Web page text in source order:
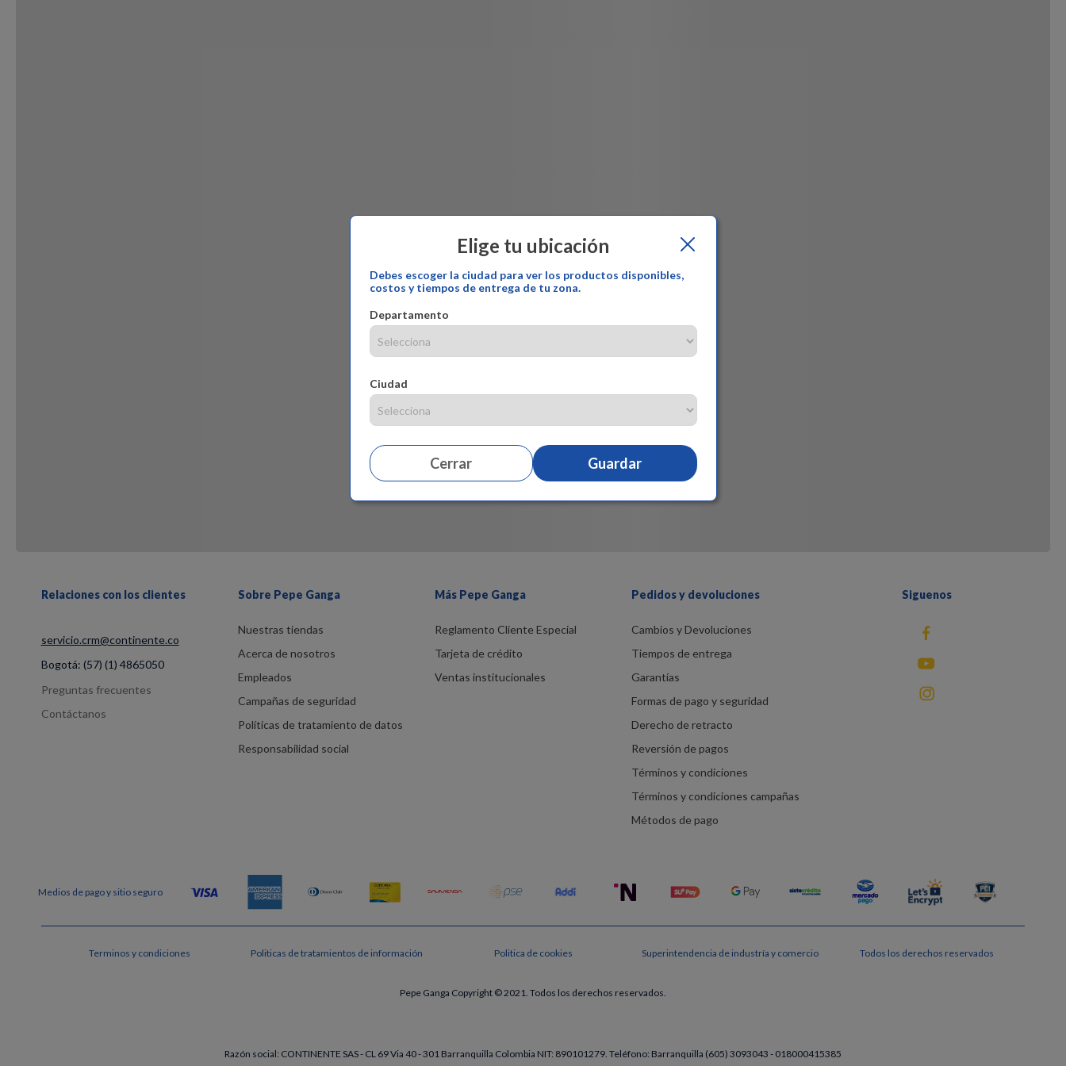
Elige tu ubicación
Debes escoger la ciudad para ver los productos disponibles,
costos y tiempos de entrega de tu zona.
Departamento
Ciudad
Cerrar Guardar
Relaciones con los clientes
servicio.crm@continente.co
Bogotá: (57) (1) 4865050
Preguntas frecuentes
Contáctanos
Sobre Pepe Ganga
Nuestras tiendas
Acerca de nosotros
Empleados
Campañas de seguridad
Políticas de tratamiento de datos
Responsabilidad social
Más Pepe Ganga
Reglamento Cliente Especial
Tarjeta de crédito
Ventas institucionales
Pedidos y devoluciones
Cambios y Devoluciones
Tiempos de entrega
Garantías
Formas de pago y seguridad
Derecho de retracto
Reversión de pagos
Términos y condiciones
Términos y condiciones campañas
Métodos de pago
Siguenos
fb
You Tube
instagram
Terminos y condiciones Politicas de tratamientos de información Politica de cookies Superintendencia de industría y comercio Todos los derechos reservados
Pepe Ganga Copyright © 2021. Todos los derechos reservados.
Razón social: CONTINENTE SAS - CL 69 Via 40 - 301 Barranquilla Colombia NIT: 890101279. Teléfono: Barranquilla (605) 3093043 - 018000415385